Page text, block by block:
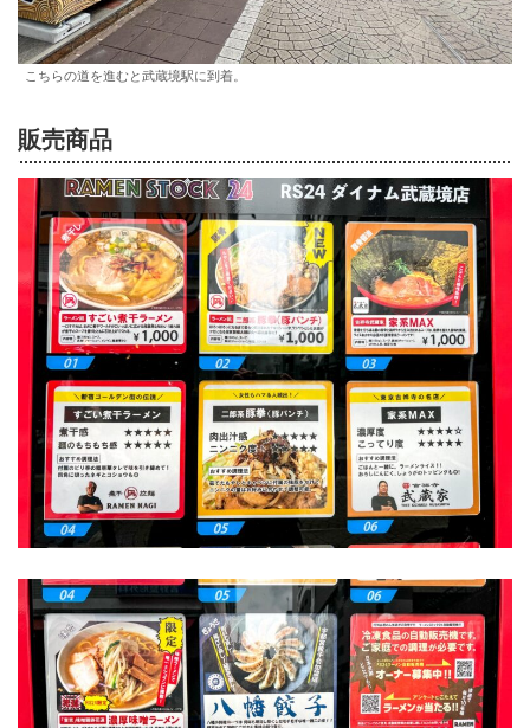
こちらの道を進むと武蔵境駅に到着。
販売商品